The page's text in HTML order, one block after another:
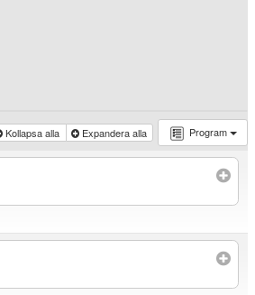
Program
Kollapsa alla Expandera alla